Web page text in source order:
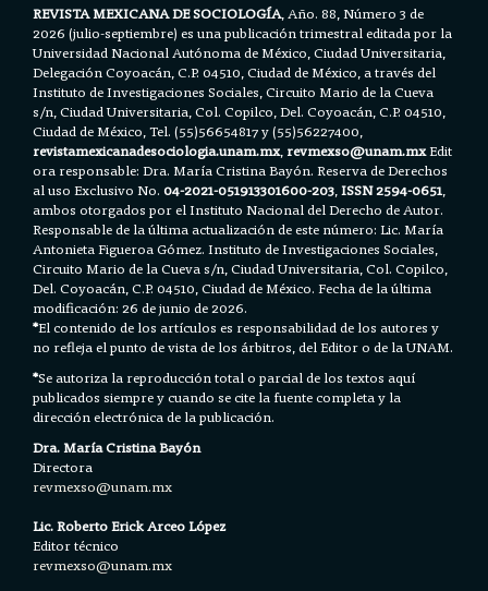
REVISTA MEXICANA DE SOCIOLOGÍA, Año. 88, Número 3 de
2026 (julio-septiembre) es una publicación trimestral editada por la
Universidad Nacional Autónoma de México, Ciudad Universitaria,
Delegación Coyoacán, C.P. 04510, Ciudad de México, a través del
Instituto de Investigaciones Sociales, Circuito Mario de la Cueva
s/n, Ciudad Universitaria, Col. Copilco, Del. Coyoacán, C.P. 04510,
Ciudad de México, Tel. (55)56654817 y (55)56227400,
revistamexicanadesociologia.unam.mx,revmexso@unam.mxEdit
ora responsable: Dra. María Cristina Bayón. Reserva de Derechos
al uso Exclusivo No.04-2021-051913301600-203,ISSN 2594-0651,
ambos otorgados por el Instituto Nacional del Derecho de Autor.
Responsable de la última actualización de este número: Lic. María
Antonieta Figueroa Gómez. Instituto de Investigaciones Sociales,
Circuito Mario de la Cueva s/n, Ciudad Universitaria, Col. Copilco,
Del. Coyoacán, C.P. 04510, Ciudad de México. Fecha de la última
modificación: 26 de junio de 2026.
*El contenido de los artículos es responsabilidad de los autores y
no refleja el punto de vista de los árbitros, del Editor o de la UNAM.
*Se autoriza la reproducción total o parcial de los textos aquí
publicados siempre y cuando se cite la fuente completa y la
dirección electrónica de la publicación.
Dra. María Cristina Bayón
Directora
revmexso@unam.mx
Lic. Roberto Erick Arceo López
Editor técnico
revmexso@unam.mx